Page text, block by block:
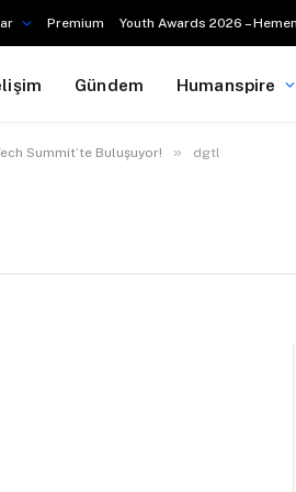
Premium Youth Awards 2026 –
Gündem Humanspire
Summit’te Buluşuyor! » dgtl